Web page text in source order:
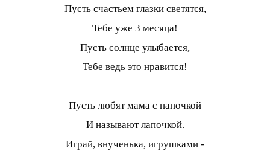
Пусть счастьем глазки светятся,
Тебе уже 3 месяца!
Пусть солнце улыбается,
Тебе ведь это нравится!
Пусть любят мама с папочкой
И называют лапочкой.
Играй, внученька, игрушками -